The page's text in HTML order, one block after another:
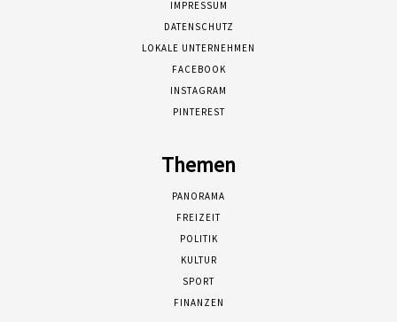
IMPRESSUM
DATENSCHUTZ
LOKALE UNTERNEHMEN
FACEBOOK
INSTAGRAM
PINTEREST
Themen
PANORAMA
FREIZEIT
POLITIK
KULTUR
SPORT
FINANZEN